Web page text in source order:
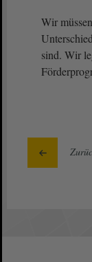
Wir
sind. Wir